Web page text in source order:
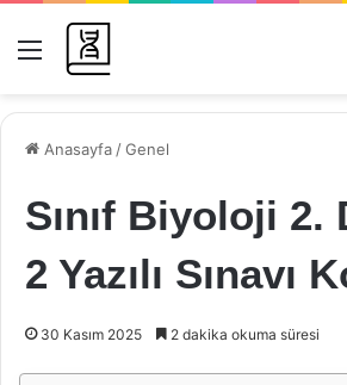
Menü
Anasayfa /Genel
Sınıf Biyoloji 2.
2 Yazılı Sınavı
30 Kasım 2025 2 dakika okuma süresi